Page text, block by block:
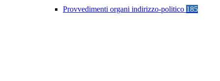
Provvedimenti organi indirizzo-politico 185